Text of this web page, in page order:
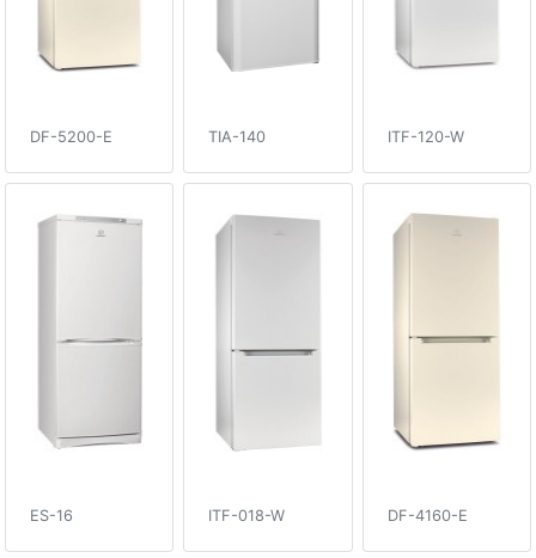
DF-5200-E TIA-140 ITF-120-W
ES-16 ITF-018-W DF-4160-E